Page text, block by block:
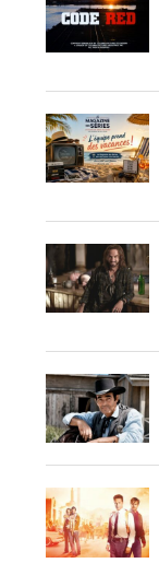
o
r
: